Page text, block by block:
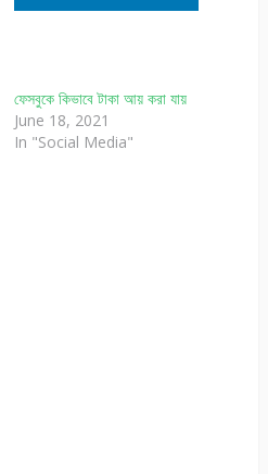
ফেসবুকে কিভাবে টাকা আয় করা যায়
June 18, 2021
In "Social Media"